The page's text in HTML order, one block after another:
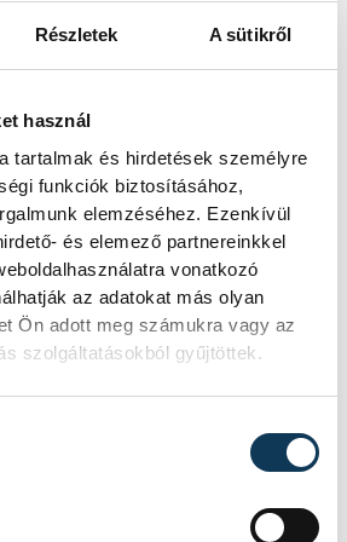
Részletek A sütikről
használ
tartalmak és hirdetések személyre
funkciók biztosításához,
elemzéséhez. Ezenkívül
és elemező partnereinkkel
vonatkozó
az adatokat más olyan
Ön adott meg számukra vagy az
szolgáltatásokból gyűjtöttek.
halkonzerv
Strandétele -
idén tizenkettedik
meg az év
amelyre minden
22 vendéglátóhely 44
fonyódi hely nyert...
az elemzőket
adatok
értékelték